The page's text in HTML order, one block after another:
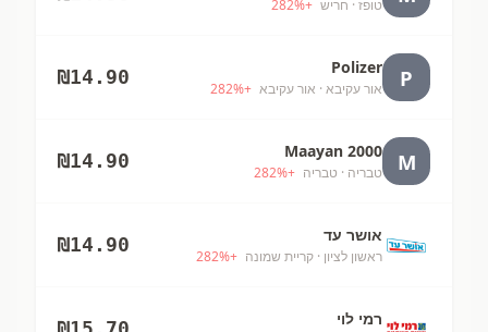
טופז · חריש +
282%
P
Polizer
אור עקיבא · אור עקיבא +
282%
₪14.90
M
Maayan 2000
טבריה · טבריה +
282%
₪14.90
אושר עד
ראשון לציון · קריית שמונה +
282%
₪14.90
רמי לוי